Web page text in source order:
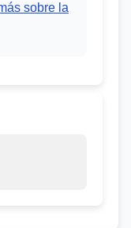
sobre la